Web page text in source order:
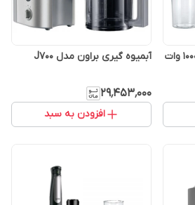
گوشت کوب برقی چندکاره 1000 وات
آبمیوه گیری براون مدل J700
۲۹٬۴۵۳٬۰۰۰
افزودن به سبد